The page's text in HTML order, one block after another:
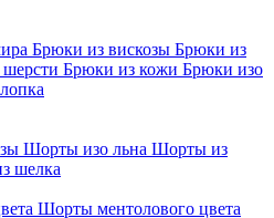
Брюки из вискозы Брюки из
Брюки из кожи Брюки изо
Шорты изо льна Шорты из
шелка
Шорты ментолового цвета